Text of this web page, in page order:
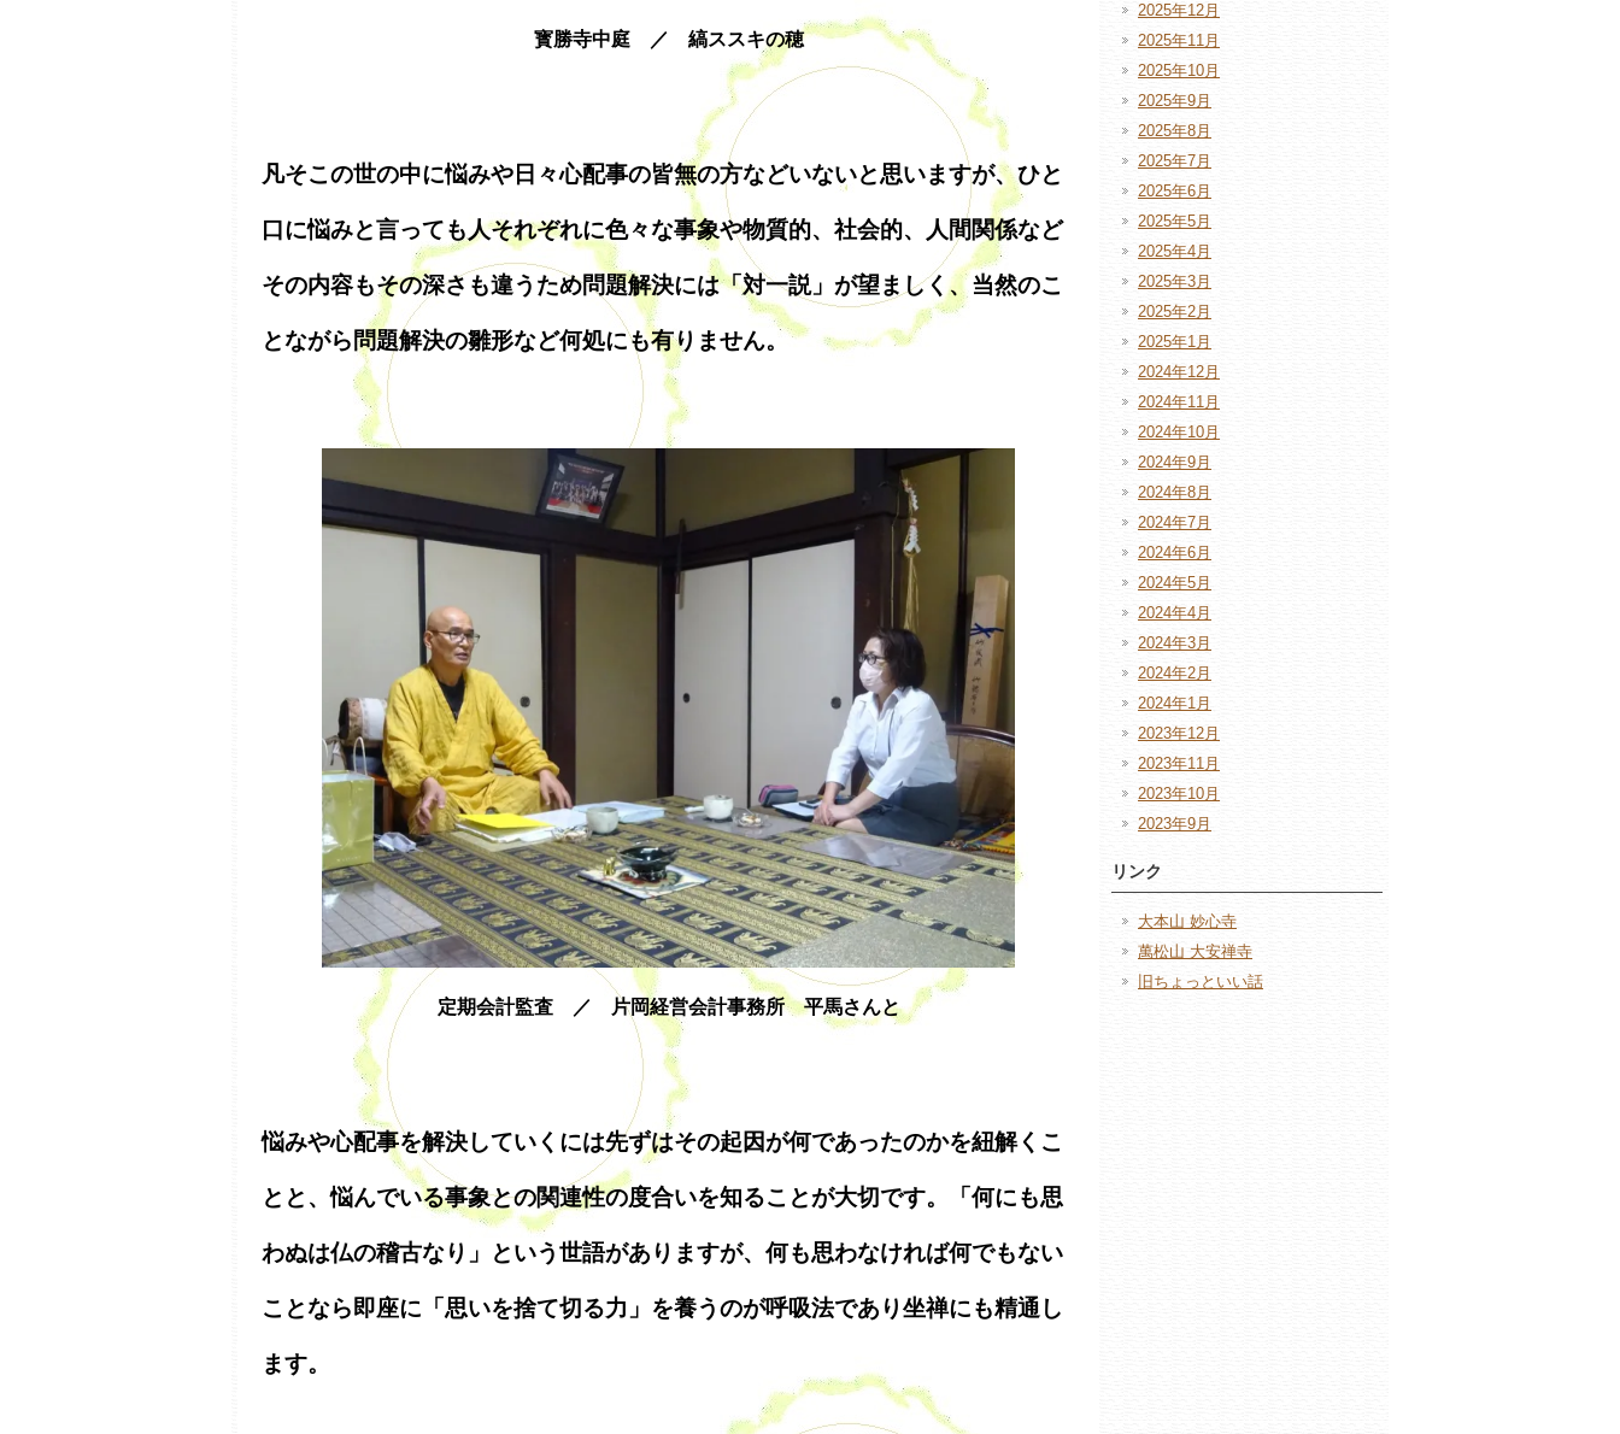
寳勝寺中庭 ／ 縞ススキの穂
凡そこの世の中に悩みや日々心配事の皆無の方などいないと思いますが、ひと
口に悩みと言っても人それぞれに色々な事象や物質的、社会的、人間関係など
その内容もその深さも違うため問題解決には「対一説」が望ましく、当然のこ
とながら問題解決の雛形など何処にも有りません。
定期会計監査 ／ 片岡経営会計事務所 平馬さんと
悩みや心配事を解決していくには先ずはその起因が何であったのかを紐解くこ
とと、悩んでいる事象との関連性の度合いを知ることが大切です。「何にも思
わぬは仏の稽古なり」という世語がありますが、何も思わなければ何でもない
ことなら即座に「思いを捨て切る力」を養うのが呼吸法であり坐禅にも精通し
ます。
2025年12月
2025年11月
2025年10月
2025年9月
2025年8月
2025年7月
2025年6月
2025年5月
2025年4月
2025年3月
2025年2月
2025年1月
2024年12月
2024年11月
2024年10月
2024年9月
2024年8月
2024年7月
2024年6月
2024年5月
2024年4月
2024年3月
2024年2月
2024年1月
2023年12月
2023年11月
2023年10月
2023年9月
リンク
大本山 妙心寺
萬松山 大安禅寺
旧ちょっといい話